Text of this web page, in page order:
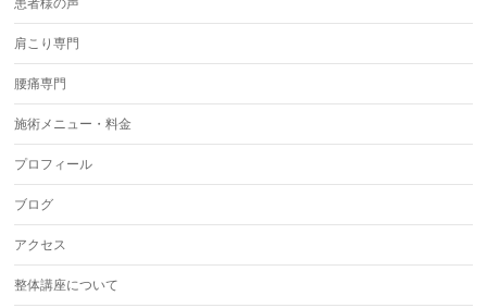
患者様の声
肩こり専門
腰痛専門
施術メニュー・料金
プロフィール
ブログ
アクセス
整体講座について